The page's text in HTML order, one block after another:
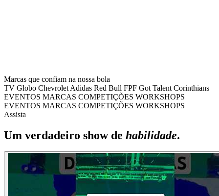
Marcas que confiam na nossa bola
TV Globo Chevrolet Adidas Red Bull FPF Got Talent Corinthians
EVENTOS MARCAS COMPETIÇÕES WORKSHOPS
EVENTOS MARCAS COMPETIÇÕES WORKSHOPS
Assista
Um verdadeiro show de habilidade.